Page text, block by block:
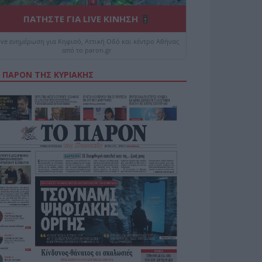
ΠΑΤΗΣΤΕ ΓΙΑ LIVE ΚΙΝΗΣΗ
ενημέρωση για Κηφισό, Αττική Οδό και κέντρο Αθήνας
από το paron.gr
ΤΗΣ ΚΥΡΙΑΚΗΣ